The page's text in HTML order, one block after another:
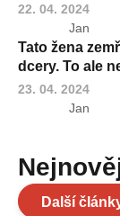
22. 04. 2024
Jan
Tato žena
dcery. To ale
23. 04. 2024
Jan
Další